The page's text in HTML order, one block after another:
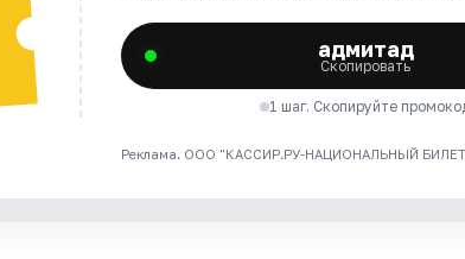
адмитад
Скопировать
1 шаг. Скопируйте
Реклама. ООО "КАССИР.РУ-НАЦИОНАЛЬНЫЙ